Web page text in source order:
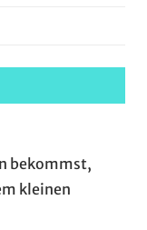
bekommst,
kleinen